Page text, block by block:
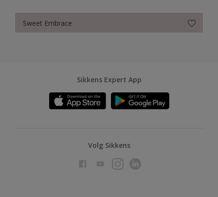
Sweet Embrace
Sikkens Expert App
Volg Sikkens